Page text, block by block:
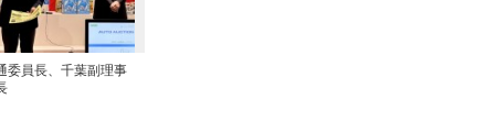
委員長、千葉副理事